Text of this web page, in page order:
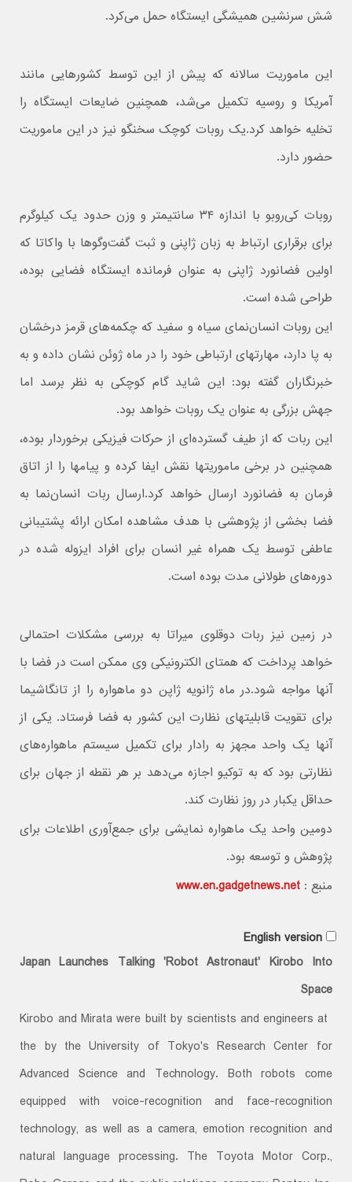
شش سرنشین همیشگی ایستگاه حمل می‌کرد.
این ماموریت سالانه که پیش از این توسط کشورهایی مانند
آمریکا و روسیه تکمیل می‌شد، همچنین ضایعات ایستگاه را
تخلیه خواهد کرد.یک روبات کوچک سخنگو نیز در این ماموریت
حضور دارد.
روبات کی‌روبو با اندازه ۳۴ سانتیمتر و وزن حدود یک کیلوگرم
برای برقراری ارتباط به زبان ژاپنی و ثبت گفت‌وگوها با واکاتا که
اولین فضانورد ژاپنی به عنوان فرمانده ایستگاه فضایی بوده،
طراحی شده است.
این روبات انسان‌نمای سیاه و سفید که چکمه‌های قرمز درخشان
به پا دارد، مهارتهای ارتباطی خود را در ماه ژوئن نشان داده و به
خبرنگاران گفته بود: این شاید گام کوچکی به نظر برسد اما
جهش بزرگی به عنوان یک روبات خواهد بود.
این ربات که از طیف گسترده‌ای از حرکات فیزیکی برخوردار بوده،
همچنین در برخی ماموریتها نقش ایفا کرده و پیامها را از اتاق
فرمان به فضانورد ارسال خواهد کرد.ارسال ربات انسان‌نما به
فضا بخشی از پژوهشی با هدف مشاهده امکان ارائه پشتیبانی
عاطفی توسط یک همراه غیر انسان برای افراد ایزوله شده در
دوره‌های طولانی مدت بوده است.
در زمین نیز ربات دوقلوی میراتا به بررسی مشکلات احتمالی
خواهد پرداخت که همتای الکترونیکی وی ممکن است در فضا با
آنها مواجه شود.در ماه ژانویه ژاپن دو ماهواره را از تانگاشیما
برای تقویت قابلیتهای نظارت این کشور به فضا فرستاد. یکی از
آنها یک واحد مجهز به رادار برای تکمیل سیستم ماهواره‌های
نظارتی بود که به توکیو اجازه می‌دهد بر هر نقطه از جهان برای
حداقل یکبار در روز نظارت کند.
دومین واحد یک ماهواره نمایشی برای جمع‌آوری اطلاعات برای
پژوهش و توسعه بود.
منبع :www.en.gadgetnews.net
English version
Japan Launches Talking 'Robot Astronaut' Kirobo Into
Space
Kirobo and Mirata were built by scientists and engineers at
the by the University of Tokyo's Research Center for
Advanced Science and Technology. Both robots come
equipped with voice-recognition and face-recognition
technology, as well as a camera, emotion recognition and
natural language processing. The Toyota Motor Corp.,